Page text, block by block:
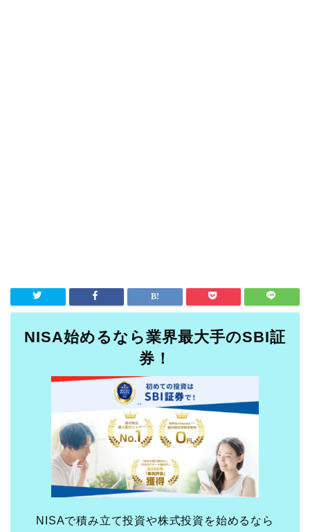
NISA始めるなら業界最大手のSBI証
券！
NISAで積み立て投資や株式投資を始めるなら